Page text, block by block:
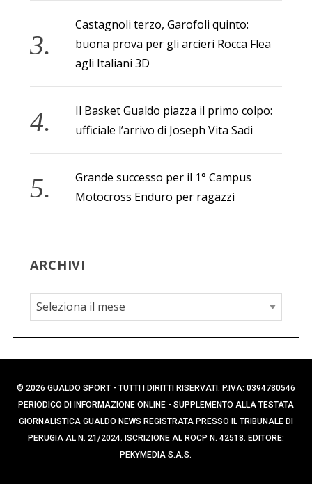
Castagnoli terzo, Garofoli quinto:
buona prova per gli arcieri Rocca Flea
agli Italiani 3D
Il Basket Gualdo piazza il primo colpo:
ufficiale l’arrivo di Joseph Vita Sadi
Grande successo per il 1° Campus
Motocross Enduro per ragazzi
ARCHIVI
A
r
c
h
i
v
i
© 2026 GUALDO SPORT - TUTTI I DIRITTI RISERVATI. P.IVA: 0394780546
PERIODICO DI INFORMAZIONE ONLINE - SUPPLEMENTO ALLA TESTATA
GIORNALISTICA GUALDO NEWS REGISTRATA PRESSO IL TRIBUNALE DI
PERUGIA AL N. 21/2024. ISCRIZIONE AL ROCP N. 42518. EDITORE:
PEKYMEDIA S.A.S.